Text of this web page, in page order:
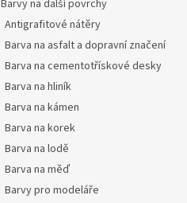
Barvy na další povrchy
Antigrafitové nátěry
Barva na asfalt a dopravní značení
Barva na cementotřískové desky
Barva na hliník
Barva na kámen
Barva na korek
Barva na lodě
Barva na měď
Barvy pro modeláře